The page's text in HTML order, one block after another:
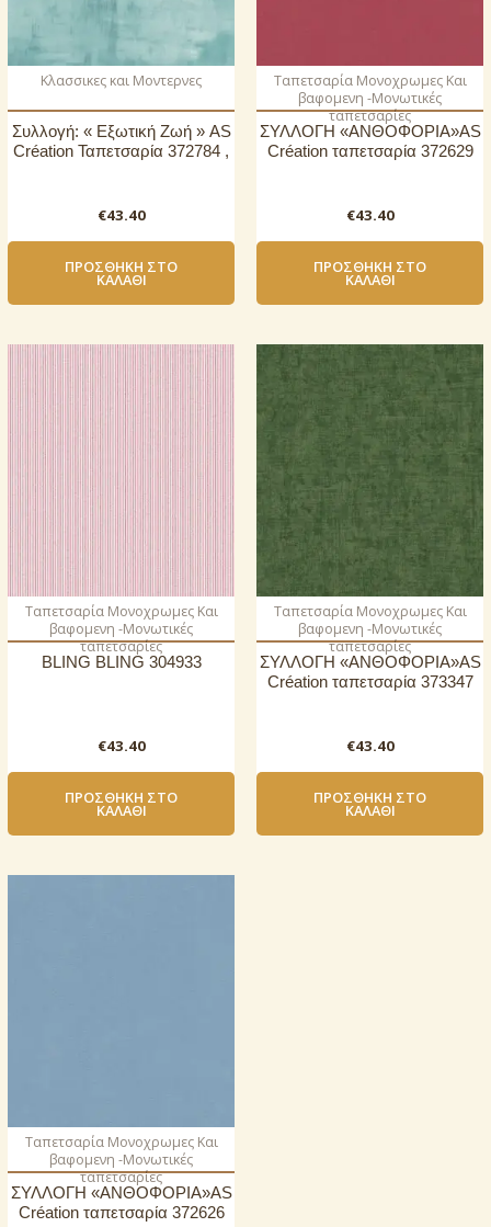
Κλασσικες και Μοντερνες
Συλλογή: « Εξωτική Ζωή » AS
Création Ταπετσαρία 372784 ,
€43.40
ΠΡΟΣΘΉΚΗ ΣΤΟ
ΚΑΛΆΘΙ
Ταπετσαρία Μονοχρωμες Και
βαφομενη -Μονωτικές
ταπετσαρίες
ΣΥΛΛΟΓΗ «ΑΝΘΟΦΟΡΙΑ»AS
Création ταπετσαρία 372629
€43.40
ΠΡΟΣΘΉΚΗ ΣΤΟ
ΚΑΛΆΘΙ
Ταπετσαρία Μονοχρωμες Και
βαφομενη -Μονωτικές
ταπετσαρίες
BLING BLING 304933
€43.40
ΠΡΟΣΘΉΚΗ ΣΤΟ
ΚΑΛΆΘΙ
Ταπετσαρία Μονοχρωμες Και
βαφομενη -Μονωτικές
ταπετσαρίες
ΣΥΛΛΟΓΗ «ΑΝΘΟΦΟΡΙΑ»AS
Création ταπετσαρία 373347
€43.40
ΠΡΟΣΘΉΚΗ ΣΤΟ
ΚΑΛΆΘΙ
Ταπετσαρία Μονοχρωμες Και
βαφομενη -Μονωτικές
ταπετσαρίες
ΣΥΛΛΟΓΗ «ΑΝΘΟΦΟΡΙΑ»AS
Création ταπετσαρία 372626